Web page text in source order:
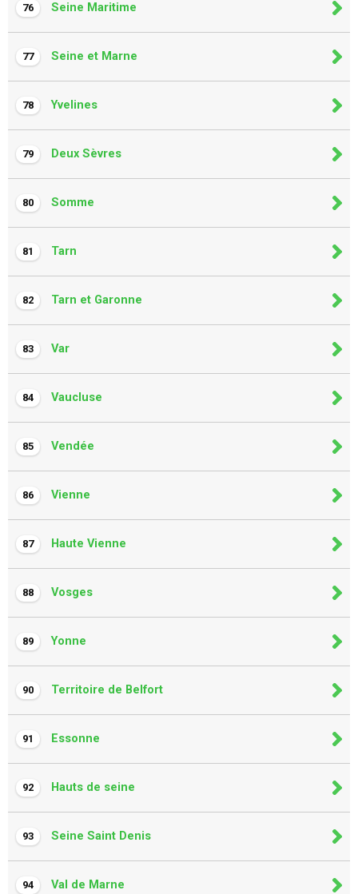
76 Seine Maritime
77 Seine et Marne
78 Yvelines
79 Deux Sèvres
80 Somme
81 Tarn
82 Tarn et Garonne
83 Var
84 Vaucluse
85 Vendée
86 Vienne
87 Haute Vienne
88 Vosges
89 Yonne
90 Territoire de Belfort
91 Essonne
92 Hauts de seine
93 Seine Saint Denis
94 Val de Marne